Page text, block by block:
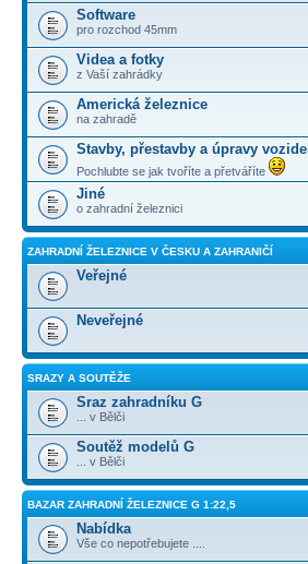
Software
pro rozchod 45mm
Videa a fotky
z Vaší zahrádky
Americká železnice
na zahradě
Stavby, přestavby a úpravy vozidel
Pochlubte se jak tvoříte a přetváříte
Jiné
o zahradní železnici
ZAHRADNÍ ŽELEZNICE V ČESKU A ZAHRANIČÍ
Veřejné
Neveřejné
SRAZY A SOUTĚŽE
Sraz zahradníku G
... v Bělči
Soutěž modelů G
... v Bělči
BAZAR ZAHRADNÍ ŽELEZNICE G 1:22,5
Nabídka
Vše co nepotřebujete ....